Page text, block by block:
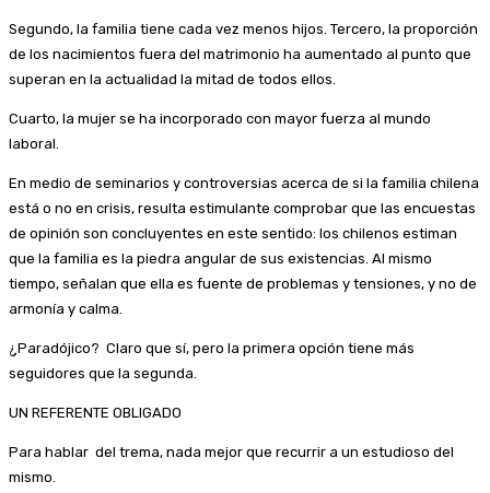
Segundo, la familia tiene cada vez menos hijos. Tercero, la proporción
de los nacimientos fuera del matrimonio ha aumentado al punto que
superan en la actualidad la mitad de todos ellos.
Cuarto, la mujer se ha incorporado con mayor fuerza al mundo
laboral.
En medio de seminarios y controversias acerca de si la familia chilena
está o no en crisis, resulta estimulante comprobar que las encuestas
de opinión son concluyentes en este sentido: los chilenos estiman
que la familia es la piedra angular de sus existencias. Al mismo
tiempo, señalan que ella es fuente de problemas y tensiones, y no de
armonía y calma.
¿Paradójico? Claro que sí, pero la primera opción tiene más
seguidores que la segunda.
UN REFERENTE OBLIGADO
Para hablar del trema, nada mejor que recurrir a un estudioso del
mismo.